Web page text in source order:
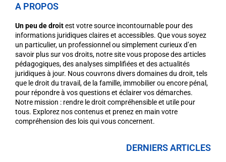
A PROPOS
Un peu de droitest votre source incontournable pour des
informations juridiques claires et accessibles. Que vous soyez
un particulier, un professionnel ou simplement curieux d’en
savoir plus sur vos droits, notre site vous propose des articles
pédagogiques, des analyses simplifiées et des actualités
juridiques à jour. Nous couvrons divers domaines du droit, tels
que le droit du travail, de la famille, immobilier ou encore pénal,
pour répondre à vos questions et éclairer vos démarches.
Notre mission : rendre le droit compréhensible et utile pour
tous. Explorez nos contenus et prenez en main votre
compréhension des lois qui vous concernent.
DERNIERS ARTICLES